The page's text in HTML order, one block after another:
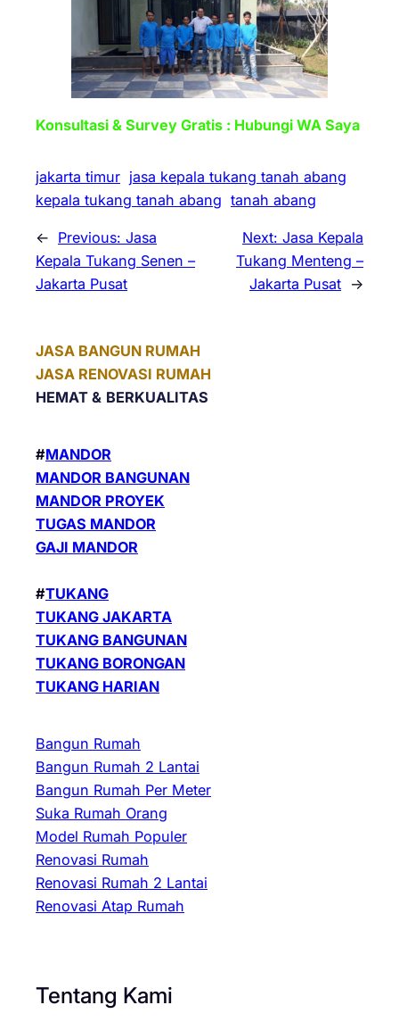
Konsultasi & Survey Gratis : Hubungi WA Saya
jakarta timur jasa kepala tukang tanah abang
kepala tukang tanah abang tanah abang
← Previous: Jasa
Kepala Tukang Senen –
Jakarta Pusat
Next: Jasa Kepala
Tukang Menteng –
Jakarta Pusat →
JASA BANGUN RUMAH
JASA RENOVASI RUMAH
HEMAT & BERKUALITAS
#MANDOR
MANDOR BANGUNAN
MANDOR PROYEK
TUGAS MANDOR
GAJI MANDOR
#TUKANG
TUKANG JAKARTA
TUKANG BANGUNAN
TUKANG BORONGAN
TUKANG HARIAN
Bangun Rumah
Bangun Rumah 2 Lantai
Bangun Rumah Per Meter
Suka Rumah Orang
Model Rumah Populer
Renovasi Rumah
Renovasi Rumah 2 Lantai
Renovasi Atap Rumah
Tentang Kami